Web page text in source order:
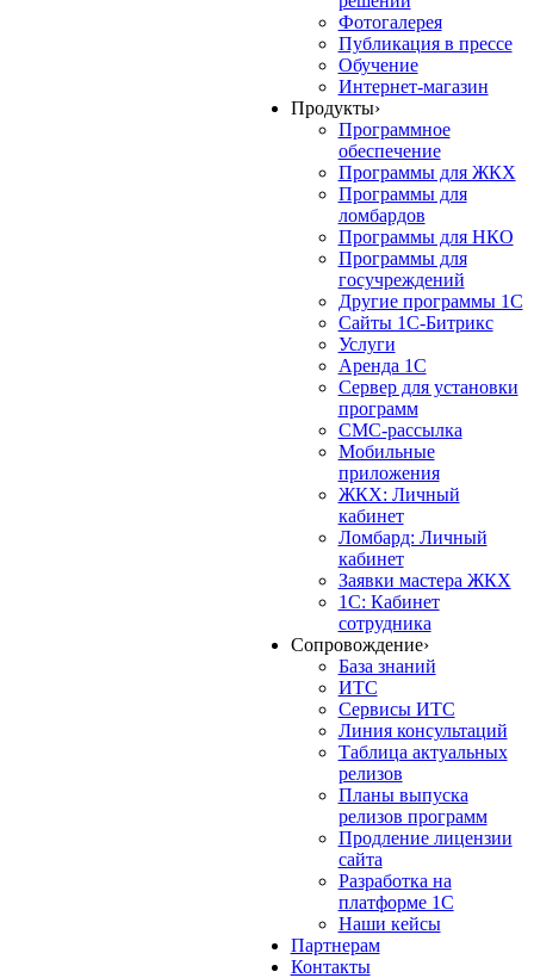
Фотогалерея
Публикация в прессе
Обучение
Интернет-магазин
Продукты›
Программное
обеспечение
Программы для ЖКХ
Программы для
ломбардов
Программы для НКО
Программы для
госучреждений
Другие программы 1С
Сайты 1С-Битрикс
Услуги
Аренда 1С
Сервер для установки
программ
СМС-рассылка
Мобильные
приложения
ЖКХ: Личный
кабинет
Ломбард: Личный
кабинет
Заявки мастера ЖКХ
1С: Кабинет
сотрудника
Сопровождение›
База знаний
ИТС
Сервисы ИТС
Линия консультаций
Таблица актуальных
релизов
Планы выпуска
релизов программ
Продление лицензии
сайта
Разработка на
платформе 1С
Наши кейсы
Партнерам
Контакты